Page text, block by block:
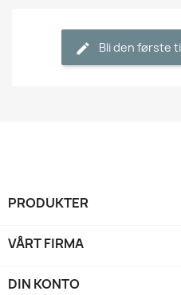
Bli den første
PRODUKTER
VÅRT FIRMA
DIN KONTO